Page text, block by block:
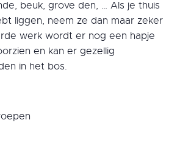
beuk, grove den, … Als je thuis
liggen, neem ze dan maar zeker
werk wordt er nog een hapje
en kan er gezellig
in het bos.